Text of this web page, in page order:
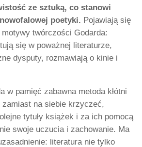
ze sztuką, co stanowi
poetyki. Pojawiają się
twórczości Godarda:
się w poważnej literaturze,
dysputy, rozmawiają o kinie i
w pamięć zabawna metoda kłótni
na siebie krzyczeć,
tytuły książek i za ich pomocą
swoje uczucia i zachowanie. Ma
literatura nie tylko